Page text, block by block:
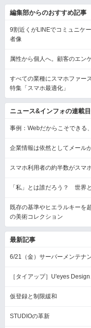
編集部からのおすすめ記事
9割近くがLINEでコミュニケ
者像
属性から個人へ。顧客のエン
すべての業種にスマホファー
特集「スマホ最適化」
ニュース&インフォの連載
事例：Webだからこそできる
企業情報は依然としてメール
スマホ利用者の約半数がス
「私」とは誰だろう？ 世界
既存の基準やヒエラルキーを
の美術コレクション
最新記事
6/21（金）サーバーメンテナ
［タイアップ］U'eyes
仮登録と制限緩和
STUDIOの革新